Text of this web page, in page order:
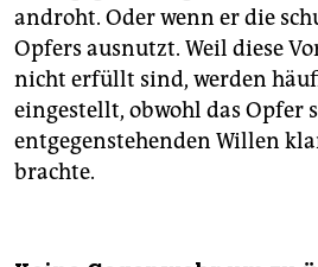
androht. Oder wenn er die
Opfers ausnutzt. Weil diese
nicht erfüllt sind, werden
eingestellt, obwohl das Opfer
entgegenstehenden Willen
brachte.